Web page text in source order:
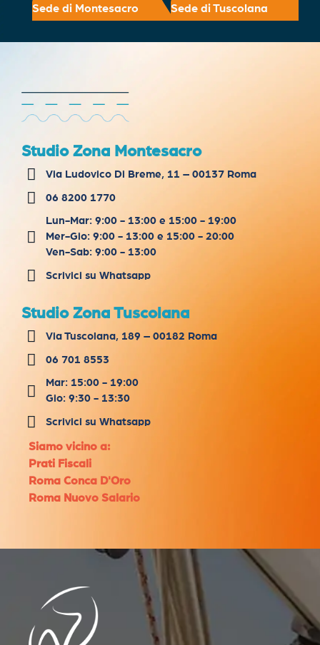
Sede di Montesacro Sede di Tuscolana
Studio Zona Montesacro
Via Ludovico Di Breme, 11 – 00137 Roma
06 8200 1770
Lun-Mar: 9:00 - 13:00 e 15:00 - 19:00
Mer-Gio: 9:00 - 13:00 e 15:00 - 20:00
Ven-Sab: 9:00 - 13:00
Scrivici su Whatsapp
Studio Zona Tuscolana
Via Tuscolana, 189 – 00182 Roma
06 701 8553
Mar: 15:00 - 19:00
Gio: 9:30 - 13:30
Scrivici su Whatsapp
Siamo vicino a:
Prati Fiscali
Roma Conca D'Oro
Roma Nuovo Salario